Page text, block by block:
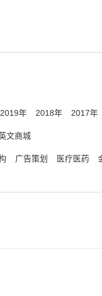
2019年 2018年 2017年
文商城
广告策划 医疗医药